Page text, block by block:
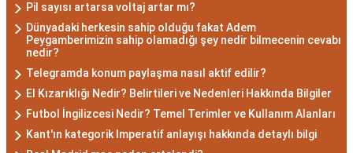
Akrep burcu erkeği, genellikle güçlü bir karaktere
ve derin bir içsel güce sahiptir. Karizmatik ve
etkileyici kişilikleriyle dikkat çekerler. Akrep burcu
erkekleri, duygusal derinlikleri ve tutkulu
yaklaşımlarıyla ilişkilerde derin bağlar kurabilirler.
Ancak, bazen kıskançlık eğilimleri de
gösterebilirler.
Pil sayısı artarsa voltaj artar mı?
Dünyadaki herkesin sahip olduğu fakat Adem
Peygamberimizin sahip olamadığı şey nedir bilmecenin cevabı
nedir?
Telegramda konum paylaşma nasıl aktif edilir?
El Kızarıklığı Nedir? Belirtileri ve Nedenleri Hakkında Bilgiler
Futbol İngilizcesi Nedir? Temel Terimler ve Kullanım Alanları
Kant'ın kategorik Imperatif anlayışı hakkında detaylı bilgi